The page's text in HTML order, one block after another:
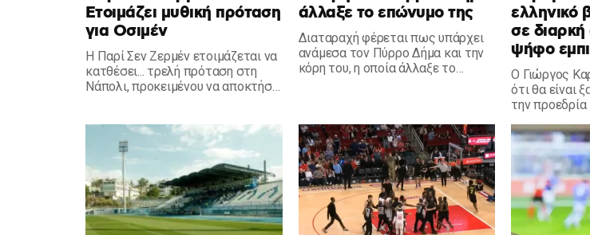
Ετοιμάζει μυθική πρόταση
για Οσιμέν
Η Παρί Σεν Ζερμέν ετοιμάζεται να
κατθέσει... τρελή πρόταση στη
Νάπολι, προκειμένου να αποκτήσει
άλλαξε το επώνυμο της
Διαταραχή φέρεται πως υπάρχει
ανάμεσα τον Πύρρο Δήμα και την
κόρη του, η οποία άλλαξε το
ελληνικό
σε
ψήφο
O Γιώργος
ότι θα είναι
την